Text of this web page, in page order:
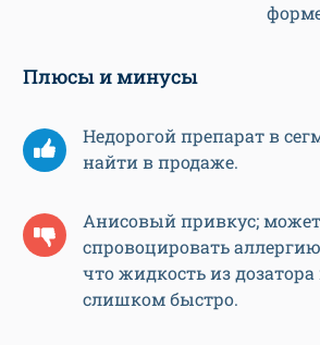
Плюсы и минусы
Недорогой препарат в
найти в продаже.
Анисовый привкус; может
спровоцировать
что жидкость из дозатора
слишком быстро.